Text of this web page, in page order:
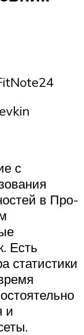
с
в Про-
Есть
статистики
и